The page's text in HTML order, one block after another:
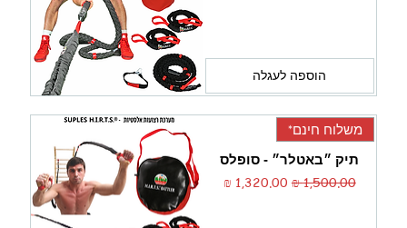
הוספה לעגלה
משלוח חינם*
תיק ״באטלר״ - סופלס
מחיר רגיל‏1,500.00 ‏₪ מחיר מבצע